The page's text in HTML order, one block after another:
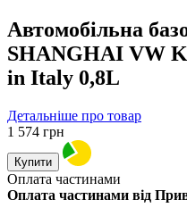
Автомобільна
SHANGHAI VW
in Italy 0,8L
Детальніше про товар
1 574 грн
Купити
Оплата частинами
Оплата частинами від